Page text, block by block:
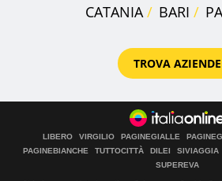
CATANIA
BARI
TROVA AZIENDE
LIBERO VIRGILIO PAGINEGIALLE
PAGINEBIANCHE
TUTTOCITTÀ DILEI SIVIAGGIA
SUPEREVA